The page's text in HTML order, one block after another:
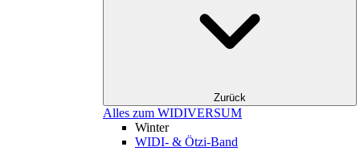
Zurück
Alles zum WIDIVERSUM
Winter
WIDI- & Ötzi-Band